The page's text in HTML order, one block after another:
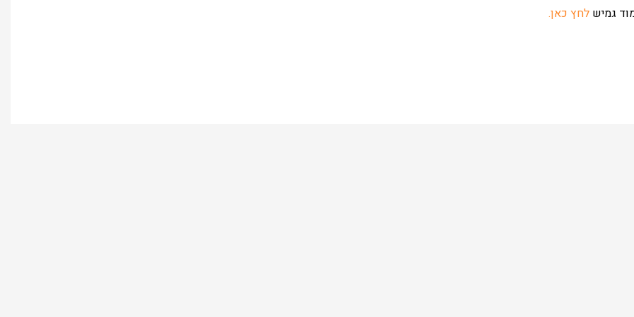
גמיש לחץ כאן.